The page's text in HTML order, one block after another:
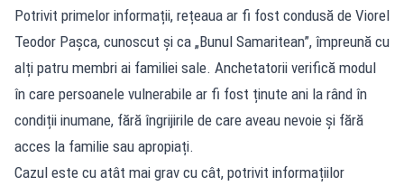
Potrivit primelor informații, rețeaua ar fi fost condusă de Viorel
Teodor Pașca, cunoscut și ca „Bunul Samaritean”, împreună cu
alți patru membri ai familiei sale. Anchetatorii verifică modul
în care persoanele vulnerabile ar fi fost ținute ani la rând în
condiții inumane, fără îngrijirile de care aveau nevoie și fără
acces la familie sau apropiați.
Cazul este cu atât mai grav cu cât, potrivit informațiilor